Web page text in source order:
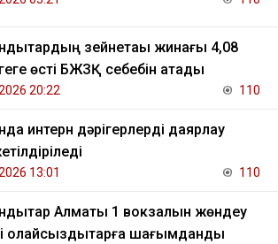
зейнетақы жинағы 4,08
өсті БЖЗҚ себебін атады
20:22 110
интерн дәрігерлерді даярлау
13:01 110
Алматы 1 вокзалын жөндеу
қолайсыздықтарға шағымданды